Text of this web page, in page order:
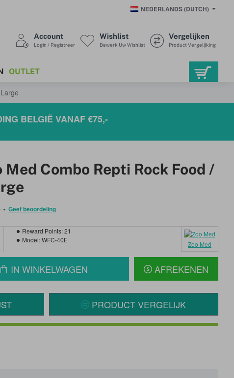
NEDERLANDS (DUTCH)
Account
Login / Registreer
Wishlist
Bewerk Uw Wishlist
Vergelijken
Product Vergelijking
OUTLET
BELGIË VANAF €75,-
Med Combo Repti Rock Food /
- Geef beoordeling
Reward Points:21
Model:WFC-40E
Zoo Med
IN WINKELWAGEN AFREKENEN
PRODUCT VERGELIJK